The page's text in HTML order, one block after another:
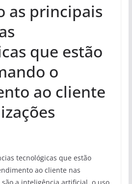
as principais
que estão
o
ao cliente
tecnológicas que estão
ao cliente nas